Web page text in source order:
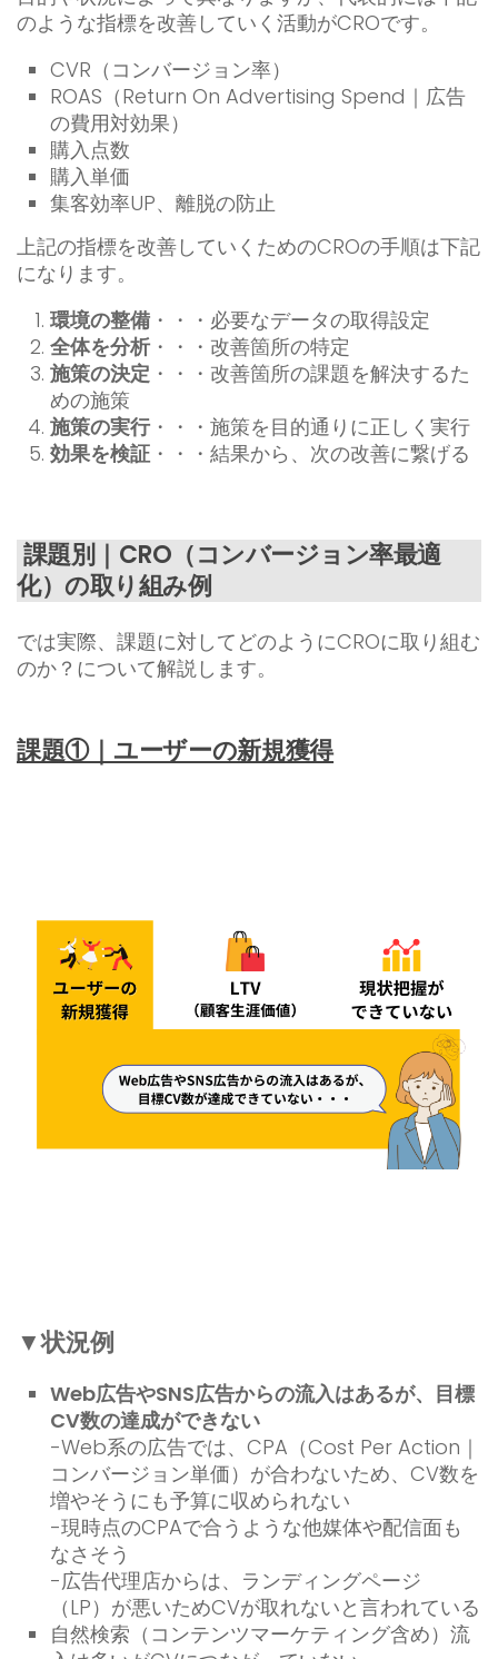
のような指標を改善していく活動がCROです。
CVR（コンバージョン率）
ROAS（Return On Advertising Spend｜広告
の費用対効果）
購入点数
購入単価
集客効率UP、離脱の防止
上記の指標を改善していくためのCROの手順は下記
になります。
環境の整備 ・・・必要なデータの取得設定
全体を分析・・・改善箇所の特定
施策の決定 ・・・改善箇所の課題を解決するた
めの施策
施策の実行・・・施策を目的通りに正しく実行
効果を検証 ・・・結果から、次の改善に繋げる
課題別｜CRO（コンバージョン率最適
化）の取り組み例
では実際、課題に対してどのようにCROに取り組む
のか？について解説します。
課題①｜ユーザーの新規獲得
▼状況例
Web広告やSNS広告からの流入はあるが、目標
CV数の達成ができない
-Web系の広告では、CPA（Cost Per Action｜
コンバージョン単価）が合わないため、CV数を
増やそうにも予算に収められない
-現時点のCPAで合うような他媒体や配信面も
なさそう
-広告代理店からは、ランディングページ
（LP）が悪いためCVが取れないと言われている
自然検索（コンテンツマーケティング含め）流